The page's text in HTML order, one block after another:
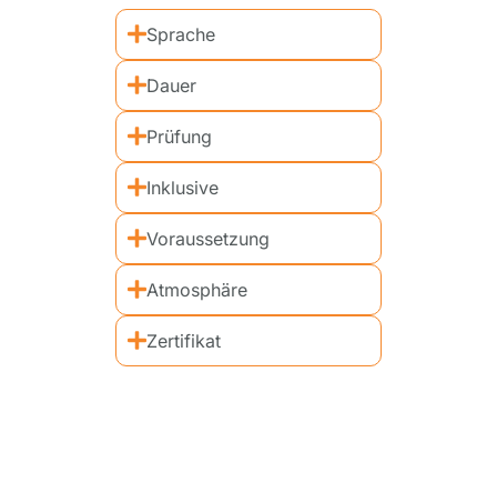
Sprache
Dauer
Prüfung
Inklusive
Voraussetzung
Atmosphäre
Zertifikat